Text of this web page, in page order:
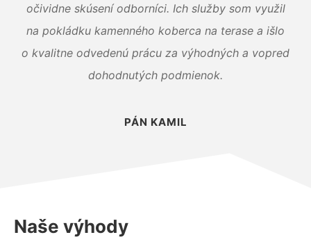
očividne skúsení odborníci. Ich služby som využil
na pokládku kamenného koberca na terase a išlo
o kvalitne odvedenú prácu za výhodných a vopred
dohodnutých podmienok.
PÁN KAMIL
Naše výhody